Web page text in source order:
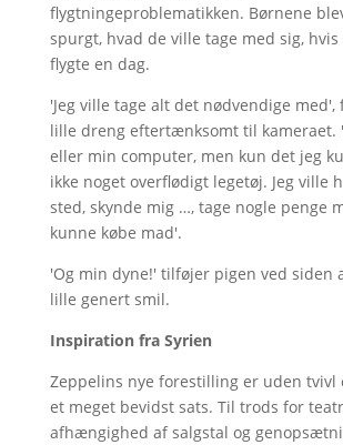
flygtningeproblematikken. Børnene
spurgt, hvad de ville tage med sig, hvis
flygte en dag.
'Jeg ville tage alt det nødvendige
lille dreng eftertænksomt til kameraet.
eller min computer, men kun det jeg
ikke noget overflødigt legetøj. Jeg ville
sted, skynde mig …, tage nogle penge
kunne købe mad'.
'Og min dyne!' tilføjer pigen ved siden
lille genert smil.
Inspiration fra Syrien
Zeppelins nye forestilling er uden tvivl
et meget bevidst sats. Til trods for
afhængighed af salgstal og